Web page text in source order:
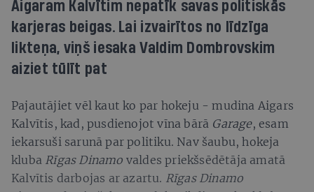
Aigaram Kalvītim nepatīk savas politiskās
karjeras beigas. Lai izvairītos no līdzīga
likteņa, viņš iesaka Valdim Dombrovskim
aiziet tūlīt pat
Pajautājiet vēl kaut ko par hokeju - mudina Aigars
Kalvītis, kad, pusdienojot vīna bārā Garage, esam
iekarsuši sarunā par politiku. Nav šaubu, hokeja
kluba Rīgas Dinamo valdes priekšsēdētāja amatā
Kalvītis darbojas ar azartu. Rīgas Dinamo